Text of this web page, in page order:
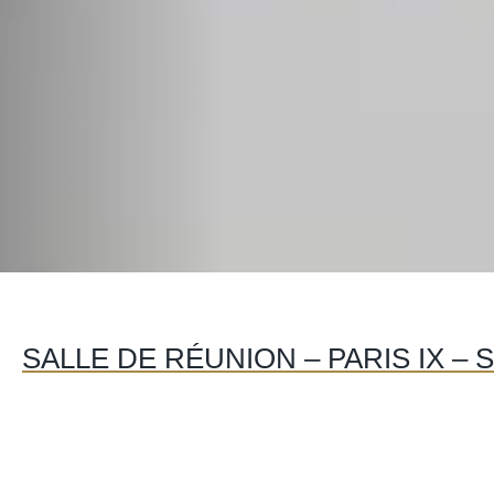
SALLE DE RÉUNION – PARIS IX –